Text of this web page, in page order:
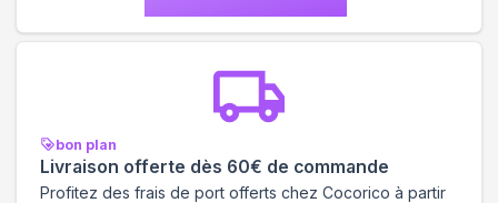
bon plan
Livraison offerte dès 60€ de commande
Profitez des frais de port offerts chez Cocorico à partir